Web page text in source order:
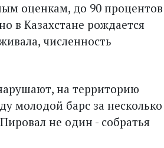
оценкам, до 90 процентов
в Казахстане рождается
численность
на территорию
молодой барс за несколько
не один - собратья